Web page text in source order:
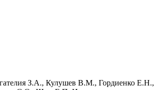
З.А., Кулушев В.М., Гордиенко Е.Н.,